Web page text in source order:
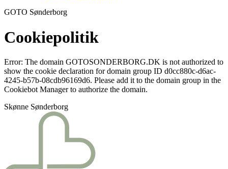
GOTO Sønderborg
Cookiepolitik
Error: The domain GOTOSONDERBORG.DK is not authorized to
show the cookie declaration for domain group ID d0cc880c-d6ac-
4245-b57b-08cdb96169d6. Please add it to the domain group in the
Cookiebot Manager to authorize the domain.
Skønne Sønderborg